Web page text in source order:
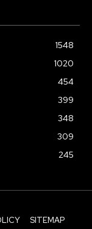
1548
1020
454
399
348
309
245
SITEMAP